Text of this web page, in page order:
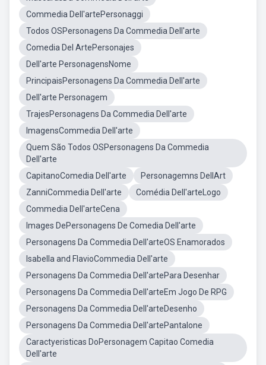
Commedia Dell'artePersonaggi
Todos OSPersonagens Da Commedia Dell'arte
Comedia Del ArtePersonajes
Dell'arte PersonagensNome
PrincipaisPersonagens Da Commedia Dell'arte
Dell'arte Personagem
TrajesPersonagens Da Commedia Dell'arte
ImagensCommedia Dell'arte
Quem São Todos OSPersonagens Da Commedia
Dell'arte
CapitanoComedia Dell'arte
Personagemns DellArt
ZanniCommedia Dell'arte
Comédia Dell'arteLogo
Commedia Dell'arteCena
Images DePersonagens De Comedia Dell'arte
Personagens Da Commedia Dell'arteOS Enamorados
Isabella and FlavioCommedia Dell'arte
Personagens Da Commedia Dell'artePara Desenhar
Personagens Da Commedia Dell'arteEm Jogo De RPG
Personagens Da Commedia Dell'arteDesenho
Personagens Da Commedia Dell'artePantalone
Caractyeristicas DoPersonagem Capitao Comedia
Dell'arte